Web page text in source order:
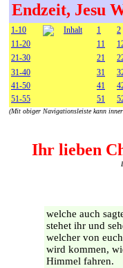
Endzeit, Jesu
1-10 Inhalt 1 2
11-20
11
21-30
21
31-40
31
41-50
41
51-55
51
(Mit obiger Navigationsleiste kann
Ihr lieben
welche auch
stehet ihr und
welcher von
wird kommen,
Himmel fahren.